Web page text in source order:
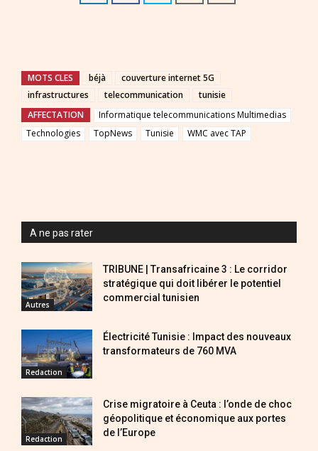
MOTS CLES béjà
couverture internet 5G
infrastructures
telecommunication
tunisie
AFFECTATION
Informatique telecommunications Multimedias
Technologies
TopNews Tunisie WMC avec TAP
A ne pas rater
Autres
TRIBUNE | Transafricaine 3 : Le corridor
stratégique qui doit libérer le potentiel
commercial tunisien
Redaction
Électricité Tunisie : Impact des nouveaux
transformateurs de 760 MVA
Redaction
Crise migratoire à Ceuta : l’onde de choc
géopolitique et économique aux portes
de l’Europe